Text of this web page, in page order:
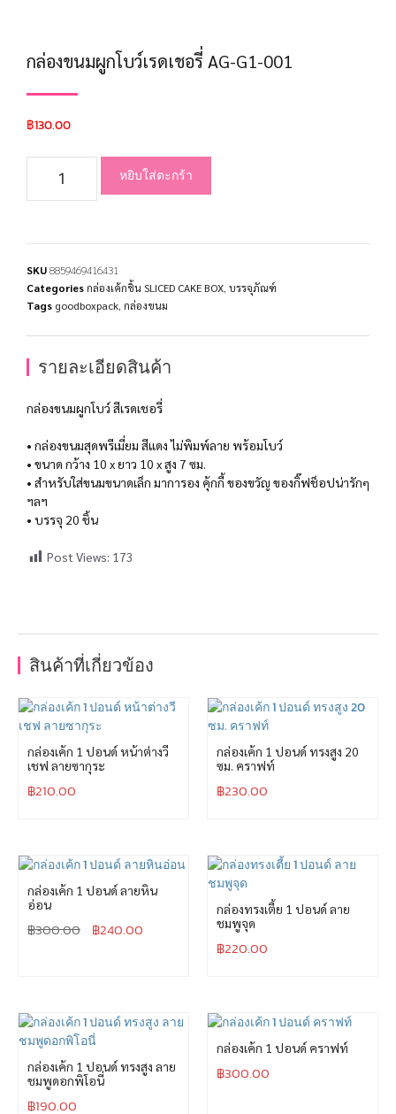
กล่องขนมผูกโบว์เรดเชอรี่ AG-G1-001
฿130.00
หยิบใส่ตะกร้า
SKU8859469416431
Categoriesกล่องเค้กชิ้น SLICED CAKE BOX บรรจุภัณฑ์
Tags goodboxpack กล่องขนม
รายละเอียดสินค้า
กล่องขนมผูกโบว์ สีเรดเชอรี่
• กล่องขนมสุดพรีเมี่ยม สีแดง ไม่พิมพ์ลาย พร้อมโบว์
• ขนาด กว้าง 10 x ยาว 10 x สูง 7 ซม.
• สำหรับใส่ขนมขนาดเล็ก มาการอง คุ้กกี้ ของขวัญ ของกิ๊ฟช็อปน่ารักๆ
ฯลฯ
• บรรจุ 20 ชิ้น
Post Views: 173
สินค้าที่เกี่ยวข้อง
กล่องเค้ก 1 ปอนด์ หน้าต่างวี
เชฟ ลายซากุระ
฿210.00
กล่องเค้ก 1 ปอนด์ ทรงสูง 20
ซม. คราฟท์
฿230.00
กล่องเค้ก 1 ปอนด์ ลายหิน
อ่อน
฿300.00 ฿240.00
กล่องทรงเตี้ย 1 ปอนด์ ลาย
ชมพูจุด
฿220.00
กล่องเค้ก 1 ปอนด์ ทรงสูง ลาย
ชมพูดอกพิโอนี่
฿190.00
กล่องเค้ก 1 ปอนด์ คราฟท์
฿300.00